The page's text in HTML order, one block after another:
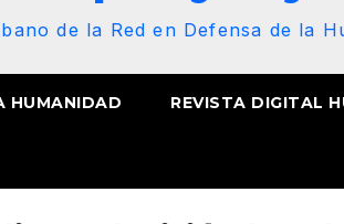
de la Red en Defensa de la
HUMANIDAD REVISTA DIGITAL